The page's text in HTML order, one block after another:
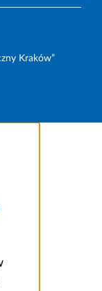
Kraków”